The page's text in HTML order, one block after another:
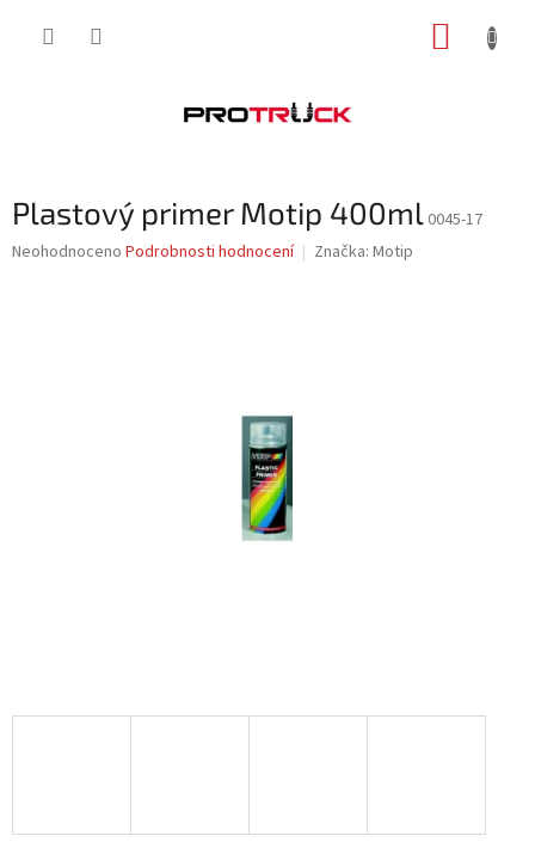
Plastový primer Motip 400ml 0045-17
Průměrné
Neohodnoceno Podrobnosti hodnocení Značka: Motip